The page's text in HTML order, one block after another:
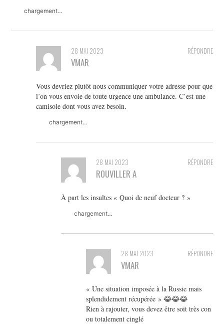
chargement…
RÉPONDRE
28 MAI 2023
VMAR
Vous devriez plutôt nous communiquer votre adresse pour que
l’on vous envoie de toute urgence une ambulance. C’est une
camisole dont vous avez besoin.
chargement…
RÉPONDRE
28 MAI 2023
ROUVILLER A
À part les insultes « Quoi de neuf docteur ? »
chargement…
RÉPONDRE
28 MAI 2023
VMAR
« Une situation imposée à la Russie mais
splendidement récupérée » 😂😂😂
Rien à rajouter, vous devez être soit très con
ou totalement cinglé